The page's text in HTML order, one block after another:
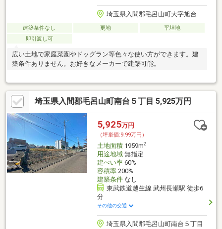
埼玉県入間郡毛呂山町大字旭台
建築条件なし 更地
平坦地
即引渡し可
広い土地で家庭菜園やドッグラン等色々な使い方ができます。建
築条件ありません。お好きなメーカーで建築可能。
埼玉県入間郡毛呂山町南台５丁目 5,925万円
5,925万円
（坪単価:9.99万円）
土地面積1959m2
用途地域無指定
建ぺい率60%
容積率200%
建築条件なし
東武鉄道越生線 武州長瀬駅 徒歩6
分
その他の交通
埼玉県入間郡毛呂山町南台５丁目